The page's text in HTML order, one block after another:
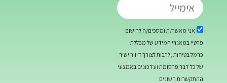
ת ומסכים/ה לרישום
המידע של מכללת
,לרבות לצורך דיוור ישיר
ועדכונים באמצעי